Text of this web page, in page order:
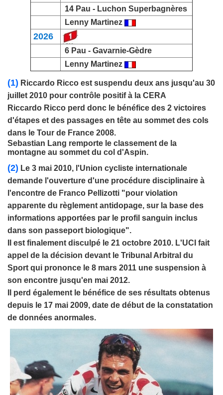
14 Pau - Luchon Superbagnères
Lenny Martinez
2026
6 Pau - Gavarnie-Gèdre
Lenny Martinez
(1) Riccardo Ricco est suspendu deux ans jusqu'au 30
juillet 2010 pour contrôle positif à la CERA
Riccardo Ricco perd donc le bénéfice des 2 victoires
d'étapes et des passages en tête au sommet des cols
dans le Tour de France 2008.
Sebastian Lang remporte le classement de la
montagne au sommet du col d'Aspin.
(2) Le 3 mai 2010, l'Union cycliste internationale
demande l'ouverture d'une procédure disciplinaire à
l'encontre de Franco Pellizotti "pour violation
apparente du règlement antidopage, sur la base des
informations apportées par le profil sanguin inclus
dans son passeport biologique".
Il est finalement disculpé le 21 octobre 2010. L'UCI fait
appel de la décision devant le Tribunal Arbitral du
Sport qui prononce le 8 mars 2011 une suspension à
son encontre jusqu'en mai 2012.
Il perd également le bénéfice de ses résultats obtenus
depuis le 17 mai 2009, date de début de la constatation
de données anormales.